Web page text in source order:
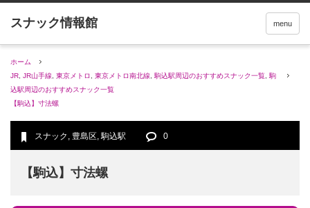
menu
ホーム
JR JR山手線 東京メトロ 東京メトロ南北線 駒込駅周辺のおすすめスナック一覧 駒
込駅周辺のおすすめスナック一覧
【駒込】寸法螺
スナック , 豊島区,駒込駅 0
【駒込】寸法螺